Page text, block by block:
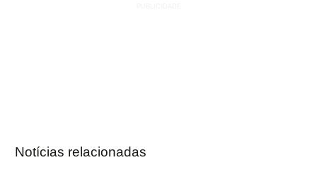
Notícias relacionadas